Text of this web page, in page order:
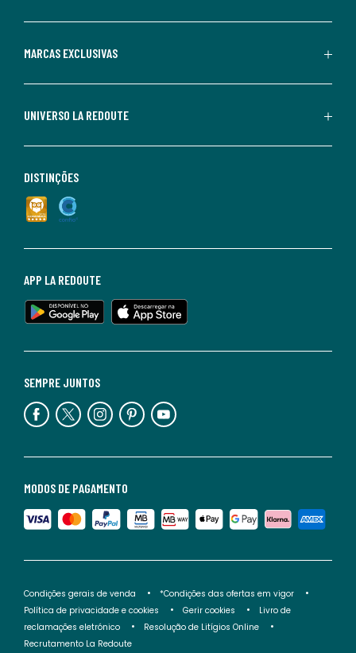
MARCAS EXCLUSIVAS
UNIVERSO LA REDOUTE
MODOS DE PAGAMENTO
SEMPRE JUNTOS
APP LA REDOUTE
DISTINÇÕES
Condições gerais de venda
*Condições das ofertas em vigor
Política de privacidade e cookies
Gerir cookies
Livro de
reclamações eletrónico
Resolução de Litígios Online
Recrutamento La Redoute